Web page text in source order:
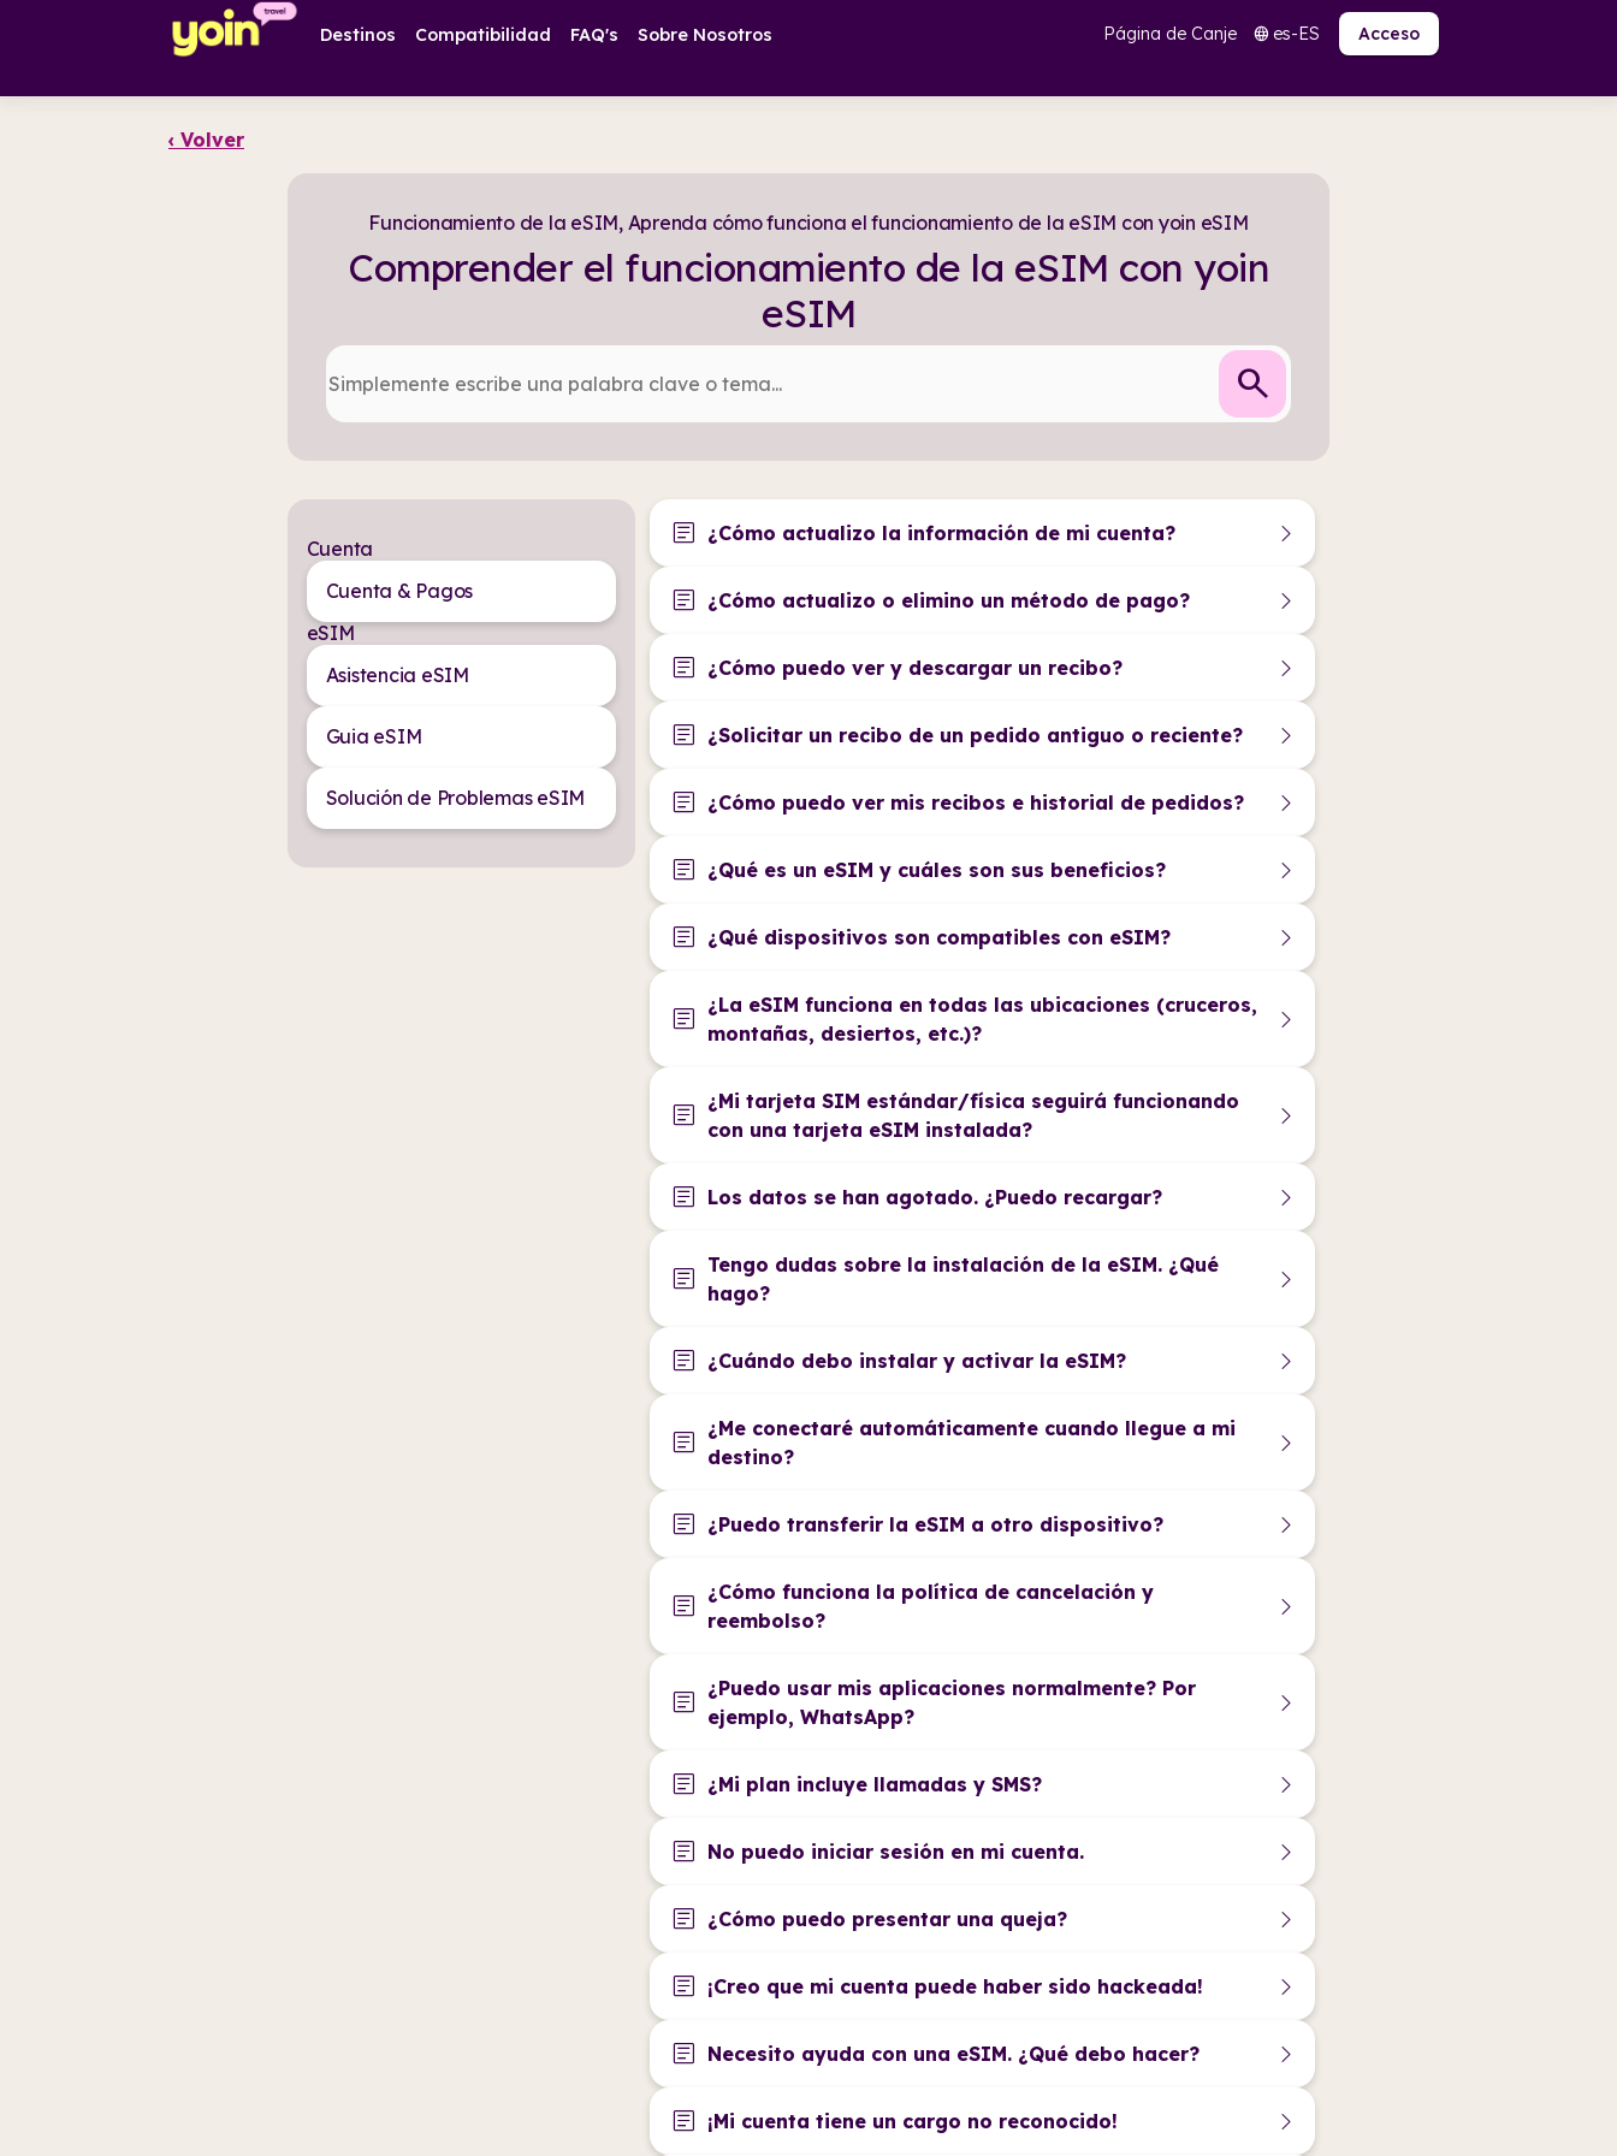
Destinos Compatibilidad FAQ's Sobre Nosotros Página de Canje language es-ES Acceso
‹ Volver
Funcionamiento de la eSIM, Aprenda cómo funciona el funcionamiento de la eSIM con yoin eSIM
Comprender el funcionamiento de la eSIM con yoin
eSIM
search
Cuenta
Cuenta & Pagos
eSIM
Asistencia eSIM
Guia eSIM
Solución de Problemas eSIM
article ¿Cómo actualizo la información de mi cuenta?
article ¿Cómo actualizo o elimino un método de pago?
article ¿Cómo puedo ver y descargar un recibo?
article ¿Solicitar un recibo de un pedido antiguo o reciente?
article ¿Cómo puedo ver mis recibos e historial de pedidos?
article ¿Qué es un eSIM y cuáles son sus beneficios?
article ¿Qué dispositivos son compatibles con eSIM?
article ¿La eSIM funciona en todas las ubicaciones (cruceros,
montañas, desiertos, etc.)?
article ¿Mi tarjeta SIM estándar/física seguirá funcionando
con una tarjeta eSIM instalada?
article Los datos se han agotado. ¿Puedo recargar?
article Tengo dudas sobre la instalación de la eSIM. ¿Qué
hago?
article ¿Cuándo debo instalar y activar la eSIM?
article ¿Me conectaré automáticamente cuando llegue a mi
destino?
article ¿Puedo transferir la eSIM a otro dispositivo?
article ¿Cómo funciona la política de cancelación y
reembolso?
article ¿Puedo usar mis aplicaciones normalmente? Por
ejemplo, WhatsApp?
article ¿Mi plan incluye llamadas y SMS?
article No puedo iniciar sesión en mi cuenta.
article ¿Cómo puedo presentar una queja?
article ¡Creo que mi cuenta puede haber sido hackeada!
article Necesito ayuda con una eSIM. ¿Qué debo hacer?
article ¡Mi cuenta tiene un cargo no reconocido!